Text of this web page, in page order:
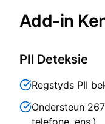
Add-in
PII Deteksie
Regstyds PII
Ondersteun
telefone, ens.)